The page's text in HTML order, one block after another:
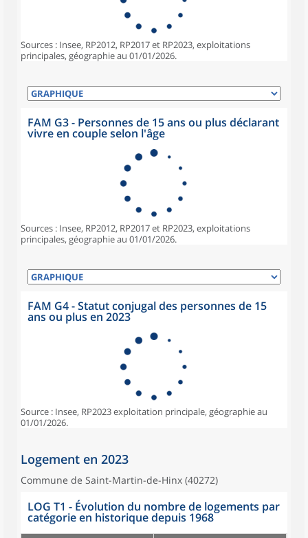
Sources : Insee, RP2012, RP2017 et RP2023, exploitations
principales, géographie au 01/01/2026.
FAM G3 - Personnes de 15 ans ou plus déclarant
vivre en couple selon l'âge
Sources : Insee, RP2012, RP2017 et RP2023, exploitations
principales, géographie au 01/01/2026.
FAM G4 - Statut conjugal des personnes de 15
ans ou plus en 2023
Source : Insee, RP2023 exploitation principale, géographie au
01/01/2026.
Logement en 2023
Commune de Saint-Martin-de-Hinx (40272)
LOG T1 - Évolution du nombre de logements par
catégorie en historique depuis 1968